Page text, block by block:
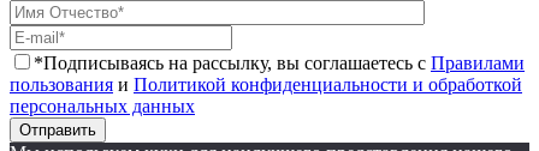
*Подписываясь на рассылку, вы соглашаетесь с Правилами
пользования и Политикой конфиденциальности и обработкой
персональных данных
Отправить